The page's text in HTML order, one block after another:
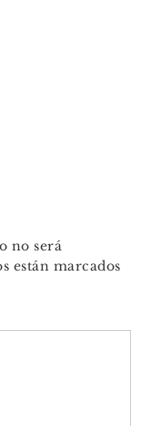
no será
están marcados